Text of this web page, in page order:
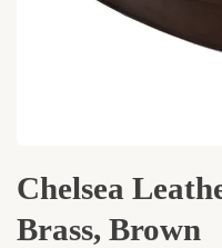
Chelsea
Brass, Brown